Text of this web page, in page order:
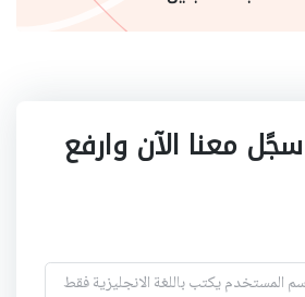
معنا الآن وارفع